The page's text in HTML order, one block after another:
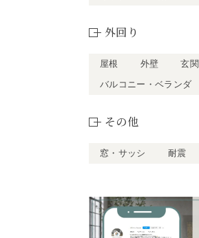
外回り
屋根 外壁
玄関
バルコニー・ベランダ
その他
窓・サッシ 耐震